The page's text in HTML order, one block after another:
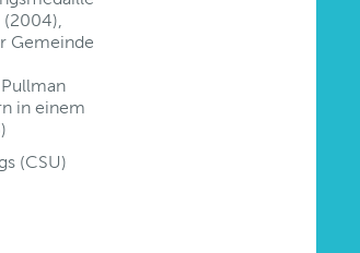
(2004),
Gemeinde
in einem
(CSU)